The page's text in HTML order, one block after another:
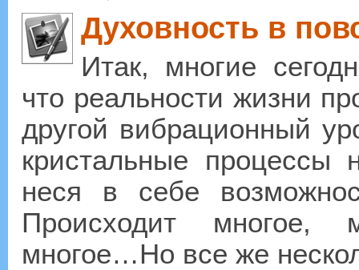
Духовность в
Итак, многие
что реальности жизни
другой вибрационный
кристальные процессы
неся в себе
Происходит многое,
многое…Но все же